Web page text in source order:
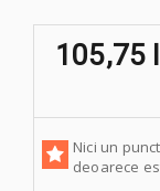
105,75
Nici un
deoarece